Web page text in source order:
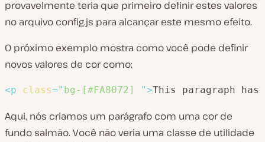
provavelmente teria que primeiro definir estes valores
no arquivo config.js para alcançar este mesmo efeito.
O próximo exemplo mostra como você pode definir
novos valores de cor como:
<p class=" bg-[#FA8072] ">This paragraph has
Aqui, nós criamos um parágrafo com uma cor de
fundo salmão. Você não veria uma classe de utilidade